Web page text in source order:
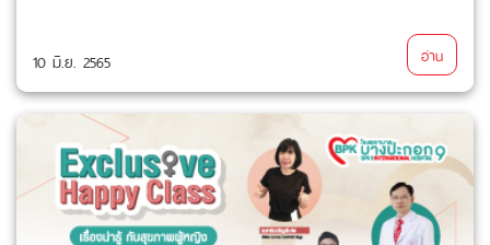
10 มิ.ย. 2565 อ่าน